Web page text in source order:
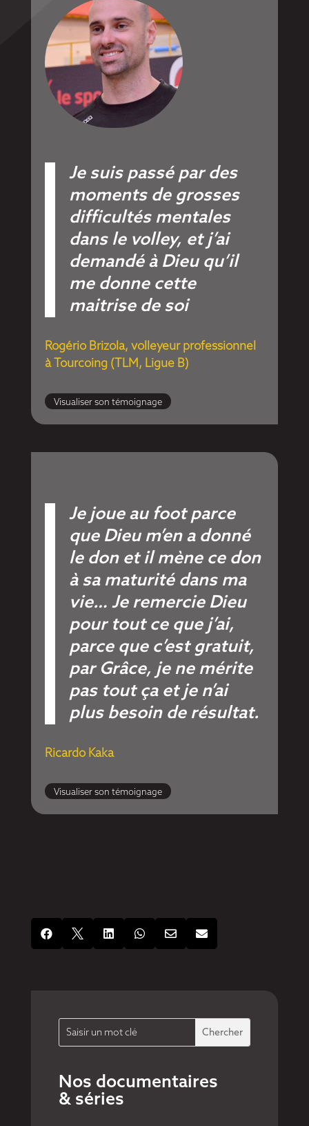
Je suis passé par des
moments de grosses
difficultés mentales
dans le volley, et j’ai
demandé à Dieu qu’il
me donne cette
maitrise de soi
Rogério Brizola, volleyeur professionnel
à Tourcoing (TLM, Ligue B)
Visualiser son témoignage
Je joue au foot parce
que Dieu m’en a donné
le don et il mène ce don
à sa maturité dans ma
vie… Je remercie Dieu
pour tout ce que j’ai,
parce que c’est gratuit,
par Grâce, je ne mérite
pas tout ça et je n’ai
plus besoin de résultat.
Ricardo Kaka
Visualiser son témoignage
     
Nos documentaires
& séries